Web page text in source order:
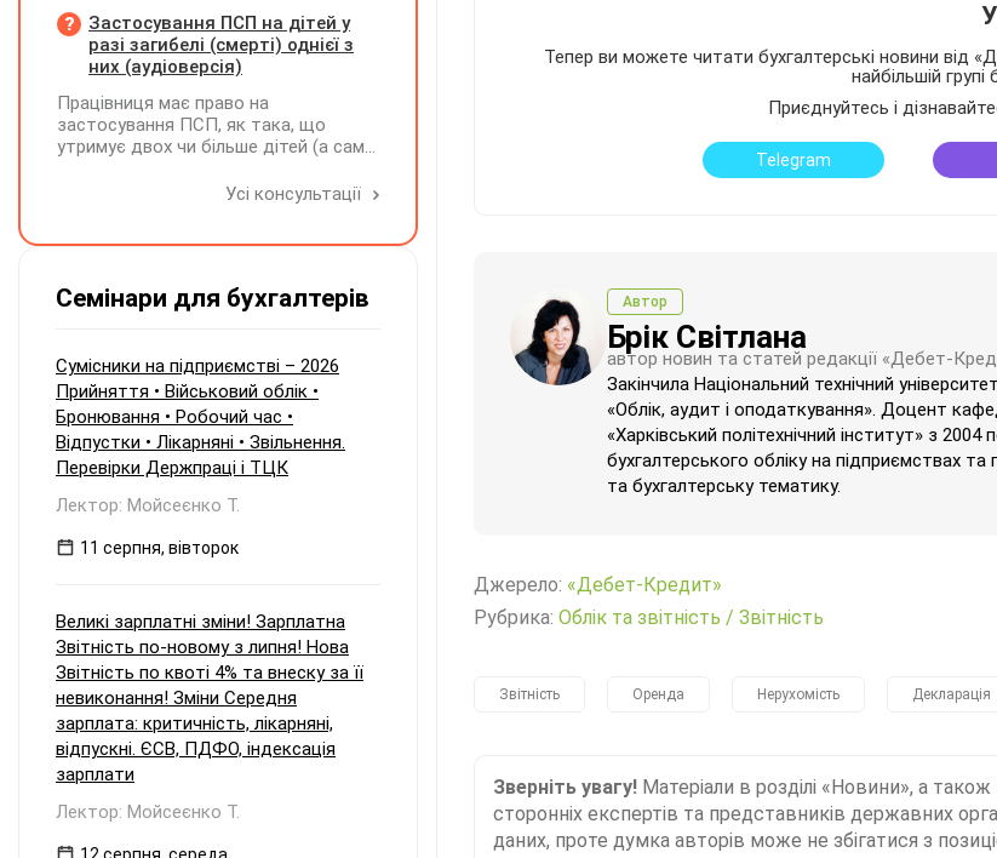
Тепер ви можете читати бухгалтерські новини від
найбільшій
Приєднуйтесь і
Telegram
Автор
Брік Світлана
автор новин та статей редакції «Дебет-
Закінчила Національний технічний
«Облік, аудит і оподаткування». Доцент
«Харківський політехнічний інститут» з
бухгалтерського обліку на підприємствах
та бухгалтерську тематику.
Джерело: «Дебет-Кредит»
Рубрика: Облік та звітність / Звітність
Звітність Оренда Нерухомість Декларація
Зверніть увагу! Матеріали в розділі «Новини», а
сторонніх експертів та представників державних
даних, проте думка авторів може не збігатися з
належного оформлення такої премії?
Застосування ПСП на дітей у
разі загибелі (смерті) однієї з
них (аудіоверсія)
Працівниця має право на
застосування ПСП, як така, що
утримує двох чи більше дітей (а саме
одна дитина загинула. Як надалі
Усі консультації
Семінари для бухгалтерів
Сумісники на підприємстві – 2026
Прийняття • Військовий облік •
Бронювання • Робочий час •
Відпустки • Лікарняні • Звільнення.
Перевірки Держпраці і ТЦК
Лектор: Мойсеєнко Т.
11 серпня, вівторок
Великі зарплатні зміни! Зарплатна
Звітність по-новому з липня! Нова
Звітність по квоті 4% та внеску за її
невиконання! Зміни Середня
зарплата: критичність, лікарняні,
відпускні. ЄСВ, ПДФО, індексація
зарплати
Лектор: Мойсеєнко Т.